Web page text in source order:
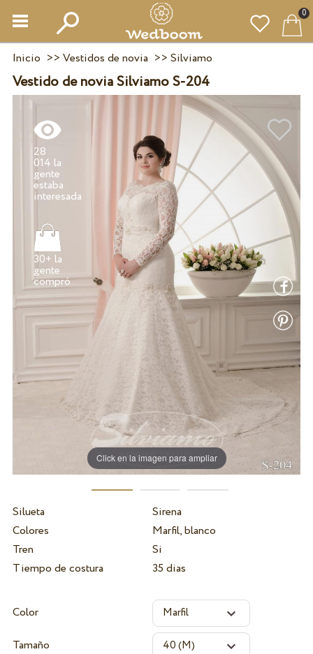
0
Inicio >> Vestidos de novia >> Silviamo
Vestido de novia Silviamo S-204
Click en la imagen para ampliar
28
014 la
gente
estaba
30+ la
gente
compró
Silueta
Sirena
Colores
Marfil, blanco
Tren
Si
Tiempo de costura
35 dias
Color
Tamaño